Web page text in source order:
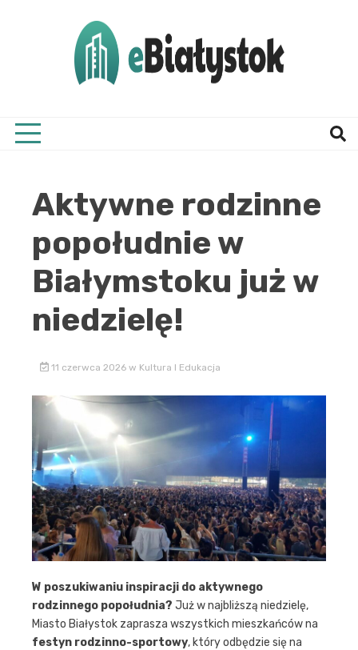
Aktywne rodzinne
popołudnie w
Białymstoku już w
niedzielę!
11 czerwca 2026 w Kultura I Edukacja
W poszukiwaniu inspiracji do aktywnego
rodzinnego popołudnia? Już w najbliższą niedzielę,
Miasto Białystok zaprasza wszystkich mieszkańców na
festyn rodzinno-sportowy, który odbędzie się na